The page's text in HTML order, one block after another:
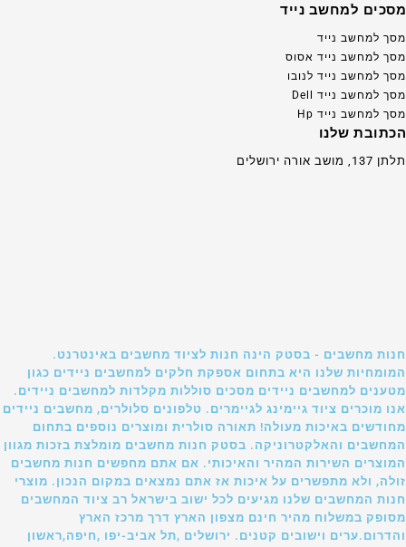
מסכים למחשב נייד
מסך למחשב נייד
מסך למחשב נייד אסוס
מסך למחשב נייד לנובו
מסך למחשב נייד Dell
מסך למחשב נייד Hp
הכתובת שלנו
תלתן 137, מושב אורה ירושלים
חנות מחשבים - בסטק הינה חנות לציוד מחשבים באינטרנט.
המומחיות שלנו היא בתחום אספקת חלקים למחשבים ניידים כגון
מטענים למחשבים ניידים מסכים סוללות מקלדות למחשבים ניידים.
אנו מוכרים ציוד גיימינג לגיימרים. טלפונים סלולרים, מחשבים ניידים
מחודשים באיכות מעולה! תאורה סולרית ומוצרים נוספים בתחום
המחשבים והאלקטרוניקה. בסטק חנות מחשבים מומלצת בזכות מגוון
המוצרים השירות המהיר והאיכותי. אם אתם מחפשים חנות מחשבים
זולה, ולא מתפשרים על איכות אז אתם נמצאים במקום הנכון. מוצרי
חנות המחשבים שלנו מגיעים לכל ישוב בישראל רב ציוד המחשבים
מסופק במשלוח מהיר חינם מצפון הארץ דרך מרכז הארץ
והדרום.ערים וישובים קטנים. ירושלים ,תל אביב-יפו ,חיפה,ראשון